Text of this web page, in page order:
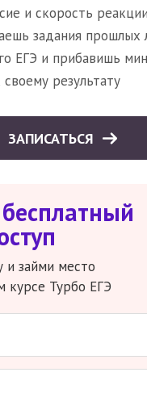
и скорость реакции
задания прошлых
ЕГЭ и прибавишь
своему результату
ЗАПИСАТЬСЯ
и займи место
курсе Турбо ЕГЭ